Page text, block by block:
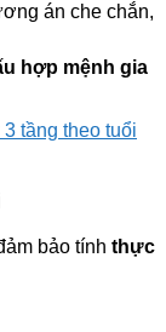
án che chắn,
hợp mệnh gia
tầng theo tuổi
bảo tính thực